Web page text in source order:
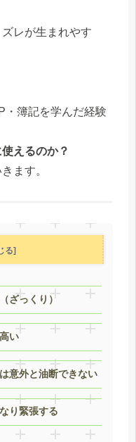
レが生まれやす
・簿記を学んだ経験
えるのか？
ます。
ざっくり）
い
意外と油断できない
り緊張する